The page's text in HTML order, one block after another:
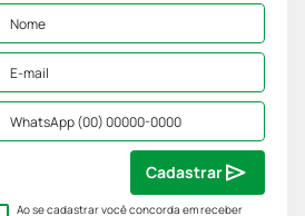
Ao se cadastrar você concorda em receber
Cadastrar